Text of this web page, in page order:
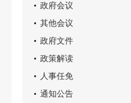
政府会议
其他会议
政府文件
政策解读
人事任免
通知公告